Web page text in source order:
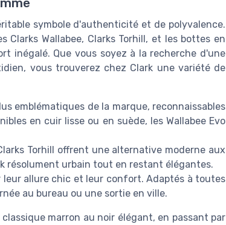
symbole d'authenticité et de polyvalence.
Clarks Wallabee, Clarks Torhill, et les bottes en
inégalé. Que vous soyez à la recherche d'une
vous trouverez chez Clark une variété de
emblématiques de la marque, reconnaissables
en cuir lisse ou en suède, les Wallabee Evo
Torhill offrent une alternative moderne aux
résolument urbain tout en restant élégantes.
leur allure chic et leur confort. Adaptés à toutes
au bureau ou une sortie en ville.
marron au noir élégant, en passant par